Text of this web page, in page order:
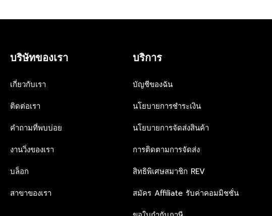
บริษัทของเรา
เกี่ยวกับเรา
ติดต่อเรา
คำถามที่พบบ่อย
งานวิ่งของเรา
บล็อก
สาขาของเรา
บริการ
บัญชีของฉัน
นโยบายการชำระเงิน
นโยบายการจัดส่งสินค้า
การติดตามการจัดส่ง
สิทธิพิเศษสมาชิก REV
สมัคร Affiliate รับค่าคอมมิชชั่น